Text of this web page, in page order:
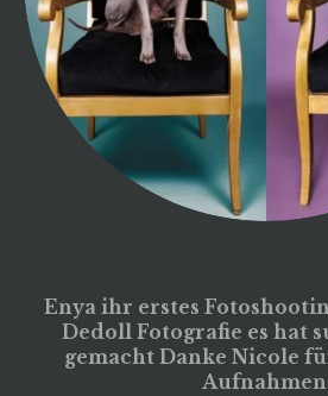
Enya ihr erstes
Dedoll Fotografie es hat
gemacht Danke Nicole